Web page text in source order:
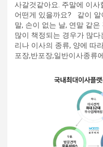
사갈것같아요.​ 주말에 이
어떤게 있을까요? ​ ​ 같이
말, 손이 없는 날, 연말 같
많이 책정되는 경우가 많
리나 이사의 종류, 양에 따
포장,반포장,일반이사종류